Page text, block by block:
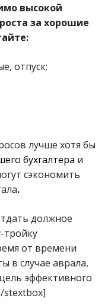
высокой
за хорошие
отпуск;
лучше хотя бы
бухгалтера и
сэкономить
.
должное
тройку
от времени
в случае аврала,
эффективного
stextbox]